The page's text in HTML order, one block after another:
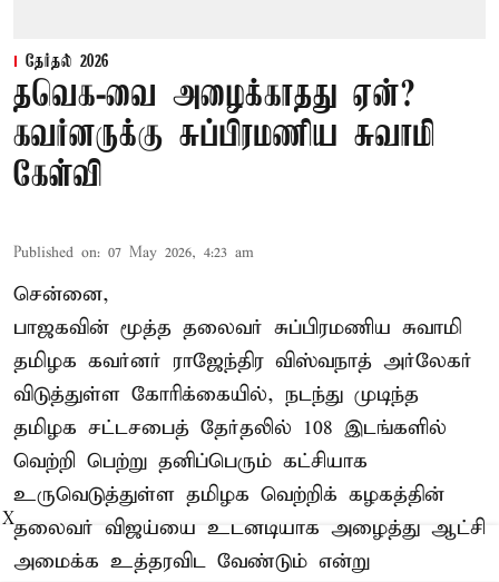
தேர்தல் 2026
தவெக-வை அழைக்காதது ஏன்?
கவர்னருக்கு சுப்பிரமணிய சுவாமி
கேள்வி
Published on: 07 May 2026, 4:23 am
சென்னை,
பாஜகவின் மூத்த தலைவர் சுப்பிரமணிய சுவாமி
தமிழக கவர்னர் ராஜேந்திர விஸ்வநாத் அர்லேகர்
விடுத்துள்ள கோரிக்கையில், நடந்து முடிந்த
தமிழக சட்டசபைத் தேர்தலில் 108 இடங்களில்
வெற்றி பெற்று தனிப்பெரும் கட்சியாக
உருவெடுத்துள்ள தமிழக வெற்றிக் கழகத்தின்
தலைவர் விஜய்யை உடனடியாக அழைத்து ஆட்சி
அமைக்க உத்தரவிட வேண்டும் என்று
X